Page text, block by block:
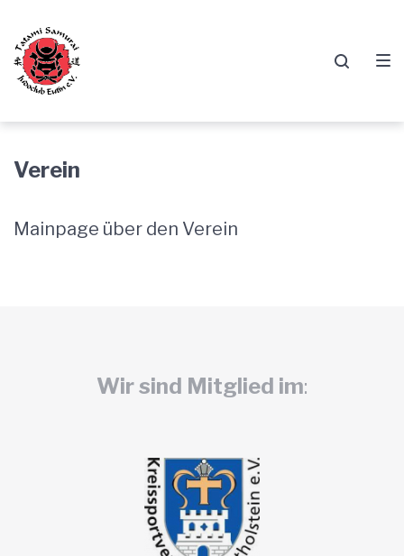
Hauptnavigation
springen
zum
Inhalt
Footer
springen
Verein
Mainpage über den Verein
Wir sind Mitglied im: